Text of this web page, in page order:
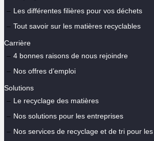
Les différentes filières pour vos déchets
Tout savoir sur les matières recyclables
Carrière
4 bonnes raisons de nous rejoindre
Nos offres d’emploi
Solutions
Le recyclage des matières
Nos solutions pour les entreprises
Nos services de recyclage et de tri pour